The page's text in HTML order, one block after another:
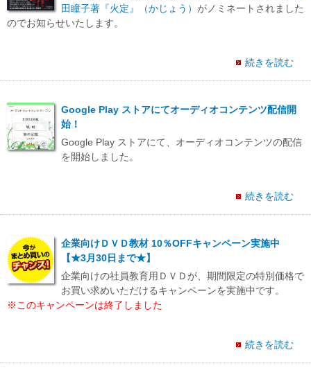
田瞳子著『火定』（かじょう） がノミネートされました
のでお知らせいたします。
続きを読む
Google Play ストアにてオーディオコンテンツ配信開
始！
Google Play ストアにて、オーディオコンテンツの配信
を開始しました。
続きを読む
企業向けＤＶＤ教材 10％OFFキャンペーン実施中
【★3月30日まで★】
企業向けの社員教育用ＤＶＤが、期間限定の特別価格で
お買い求めいただけるキャンペーンを実施中です。
※このキャンペーンは終了しました
続きを読む